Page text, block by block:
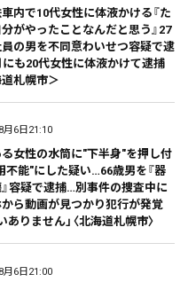
内で10代女性に体液かける『た
がやったことなんだと思う』27
の男を不同意わいせつ容疑で逮
にも20代女性に体液かけて逮捕
札幌市＞
月6日21:10
女性の水筒に"下半身"を押し付
不能"にした疑い…66歳男を『器
容疑で逮捕…別事件の捜査中に
ら動画が見つかり犯行が発覚
ありません」〈北海道札幌市〉
月6日21:00